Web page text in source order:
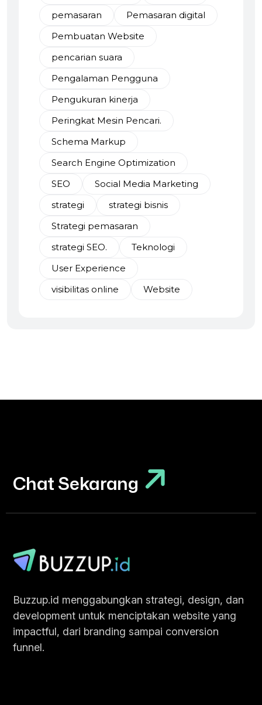
pemasaran
Pemasaran digital
Pembuatan Website
pencarian suara
Pengalaman Pengguna
Pengukuran kinerja
Peringkat Mesin Pencari.
Schema Markup
Search Engine Optimization
SEO
Social Media Marketing
strategi
strategi bisnis
Strategi pemasaran
strategi SEO.
Teknologi
User Experience
visibilitas online
Website
Chat Sekarang
Chat Sekarang
Buzzup.id menggabungkan strategi, design, dan
development untuk menciptakan website yang
impactful, dari branding sampai conversion
funnel.